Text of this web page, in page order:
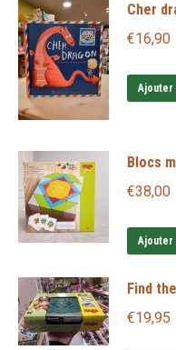
Cher
€16,90
Ajouter
Blocs
€38,00
Ajouter
Find
€19,95